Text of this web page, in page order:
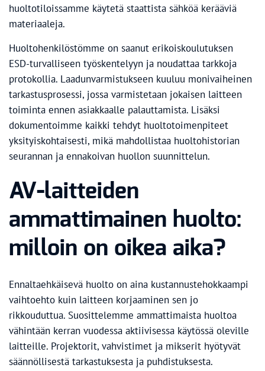
huoltotiloissamme käytetä staattista sähköä kerääviä
materiaaleja.
Huoltohenkilöstömme on saanut erikoiskoulutuksen
ESD-turvalliseen työskentelyyn ja noudattaa tarkkoja
protokollia. Laadunvarmistukseen kuuluu monivaiheinen
tarkastusprosessi, jossa varmistetaan jokaisen laitteen
toiminta ennen asiakkaalle palauttamista. Lisäksi
dokumentoimme kaikki tehdyt huoltotoimenpiteet
yksityiskohtaisesti, mikä mahdollistaa huoltohistorian
seurannan ja ennakoivan huollon suunnittelun.
AV-laitteiden
ammattimainen huolto:
milloin on oikea aika?
Ennaltaehkäisevä huolto on aina kustannustehokkaampi
vaihtoehto kuin laitteen korjaaminen sen jo
rikkouduttua. Suosittelemme ammattimaista huoltoa
vähintään kerran vuodessa aktiivisessa käytössä oleville
laitteille. Projektorit, vahvistimet ja mikserit hyötyvät
säännöllisestä tarkastuksesta ja puhdistuksesta.